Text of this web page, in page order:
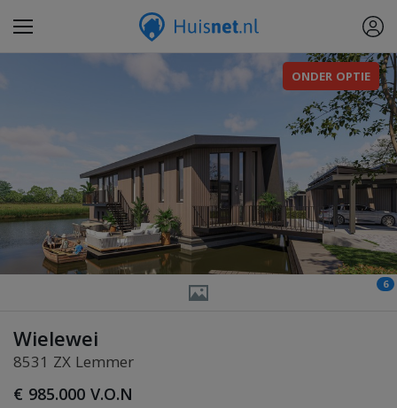
ONDER OPTIE
6
Wielewei
8531 ZX Lemmer
€ 985.000 V.O.N